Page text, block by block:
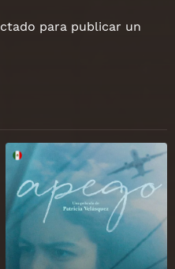
para publicar un